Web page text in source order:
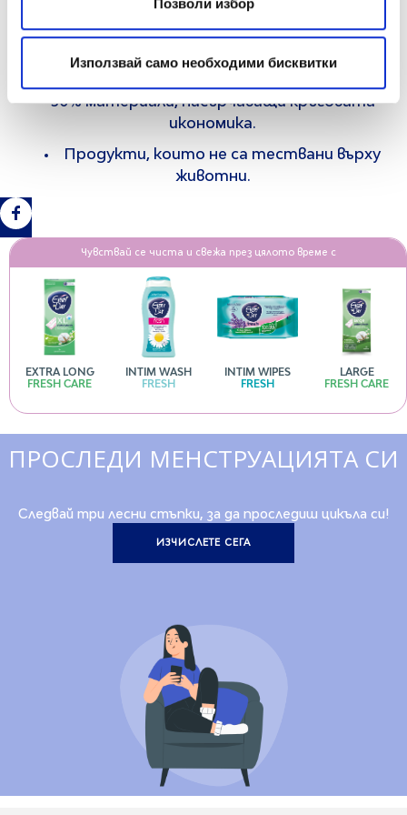
Използвай само необходими бисквитки
Опаковани в 100% рециклируеми картонени
кутии със 100% материали, насърчаващи
30% материали, насърчаващи кръговата
икономика.
Продукти, които не са тествани върху
животни.
Чувствай се чиста и свежа през цялото време с
EXTRA LONG
FRESH CARE
INTIM WASH
FRESH
INTIM WIPES
FRESH
LARGE
FRESH CARE
ПРОСЛЕДИ МЕНСТРУАЦИЯТА СИ
Следвай три лесни стъпки, за да проследиш цикъла си!
ИЗЧИСЛЕТЕ СЕГА